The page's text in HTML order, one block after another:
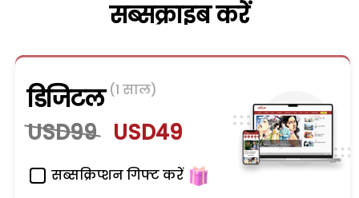
सब्सक्राइब करें
डिजिटल (1 साल)
USD99 USD49
सब्सक्रिप्शन गिफ्ट करें